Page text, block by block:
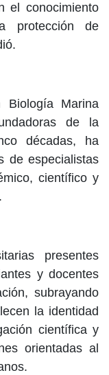
el conocimiento
protección de
Biología Marina
de la
décadas, ha
de especialistas
científico y
presentes
y docentes
subrayando
la identidad
científica y
orientadas al